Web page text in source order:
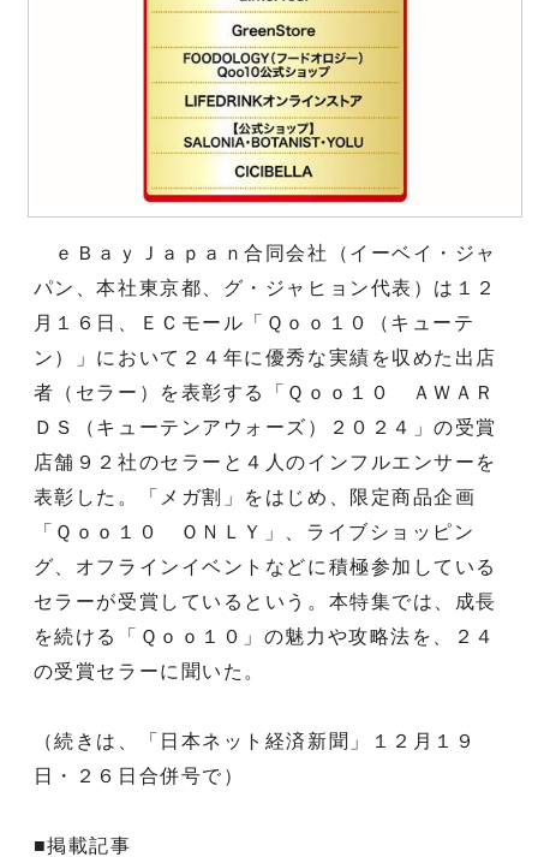
ｅＢａｙＪａｐａｎ合同会社（イーベイ・ジャ
パン、本社東京都、グ・ジャヒョン代表）は１２
月１６日、ＥＣモール「Ｑｏｏ１０（キューテ
ン）」において２４年に優秀な実績を収めた出店
者（セラー）を表彰する「Ｑｏｏ１０ ＡＷＡＲ
ＤＳ（キューテンアウォーズ）２０２４」の受賞
店舗９２社のセラーと４人のインフルエンサーを
表彰した。「メガ割」をはじめ、限定商品企画
「Ｑｏｏ１０ ＯＮＬＹ」、ライブショッピン
グ、オフラインイベントなどに積極参加している
セラーが受賞しているという。本特集では、成長
を続ける「Ｑｏｏ１０」の魅力や攻略法を、２４
の受賞セラーに聞いた。
（続きは、「日本ネット経済新聞」１２月１９
日・２６日合併号で）
■掲載記事